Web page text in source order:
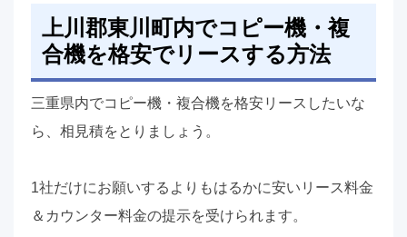
上川郡東川町内でコピー機・複
合機を格安でリースする方法
三重県内でコピー機・複合機を格安リースしたいな
ら、相見積をとりましょう。
1社だけにお願いするよりもはるかに安いリース料金
＆カウンター料金の提示を受けられます。